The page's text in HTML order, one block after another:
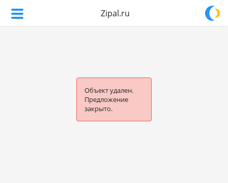
Zipal.ru
Объект удален.
Предложение
закрыто.